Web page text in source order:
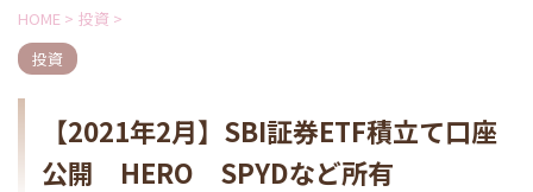
HOME > 投資 >
投資
【2021年2月】SBI証券ETF積立て口座
公開 HERO SPYDなど所有